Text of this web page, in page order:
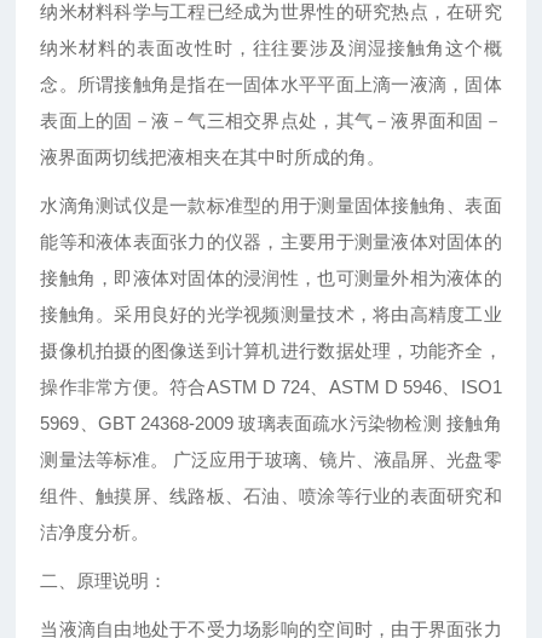
纳米材料科学与工程已经成为世界性的研究热点，在研究
纳米材料的表面改性时，往往要涉及润湿接触角这个概
念。所谓接触角是指在一固体水平平面上滴一液滴，固体
表面上的固－液－气三相交界点处，其气－液界面和固－
液界面两切线把液相夹在其中时所成的角。
水滴角测试仪是一款标准型的用于测量固体接触角、表面
能等和液体表面张力的仪器，主要用于测量液体对固体的
接触角，即液体对固体的浸润性，也可测量外相为液体的
接触角。采用良好的光学视频测量技术，将由高精度工业
摄像机拍摄的图像送到计算机进行数据处理，功能齐全，
操作非常方便。符合ASTM D 724、ASTM D 5946、ISO1
5969、GBT 24368-2009 玻璃表面疏水污染物检测 接触角
测量法等标准。 广泛应用于玻璃、镜片、液晶屏、光盘零
组件、触摸屏、线路板、石油、喷涂等行业的表面研究和
洁净度分析。
二、原理说明：
当液滴自由地处于不受力场影响的空间时，由于界面张力